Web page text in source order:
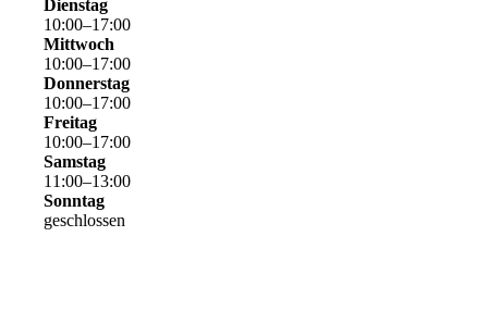
Dienstag
10:00–17:00
Mittwoch
10:00–17:00
Donnerstag
10:00–17:00
Freitag
10:00–17:00
Samstag
11 :00–13:00
Sonntag
geschlossen